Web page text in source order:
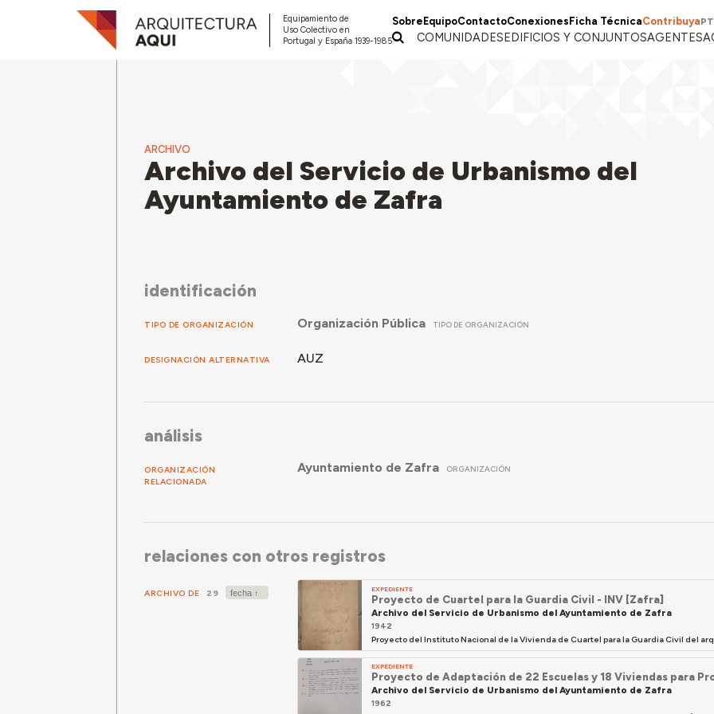
Equipamiento de
Uso Colectivo en
Portugal y España 1939-1985
Sobre EquipoContactoConexiones Ficha TécnicaContribuyaPT
COMUNIDADESEDIFICIOS Y CONJUNTOSAGENTES
ARCHIVO
Archivo del Servicio de Urbanismo del
Ayuntamiento de Zafra
identificación
TIPO DE ORGANIZACIÓN Organización Pública TIPO DE ORGANIZACIÓN
DESIGNACIÓN ALTERNATIVA AUZ
análisis
ORGANIZACIÓN
RELACIONADA
Ayuntamiento de Zafra ORGANIZACIÓN
relaciones con otros registros
ARCHIVO DE 29 EXPEDIENTE
Proyecto de Cuartel para la Guardia Civil - INV [Zafra]
Archivo del Servicio de Urbanismo del Ayuntamiento de Zafra
1942
Proyecto del Instituto Nacional de la Vivienda de Cuartel para la Guardia Civil del
EXPEDIENTE
Proyecto de Adaptación de 22 Escuelas y 18 Viviendas para
Archivo del Servicio de Urbanismo del Ayuntamiento de Zafra
1962